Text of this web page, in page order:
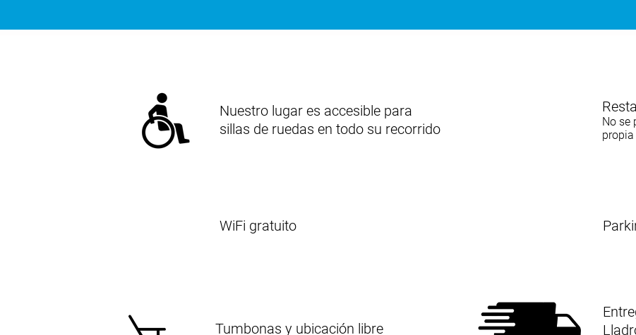
Nuestro lugar es accesible para
sillas de ruedas en todo su recorrido
WiFi gratuito
Tumbonas y ubicación libre
No se
propia